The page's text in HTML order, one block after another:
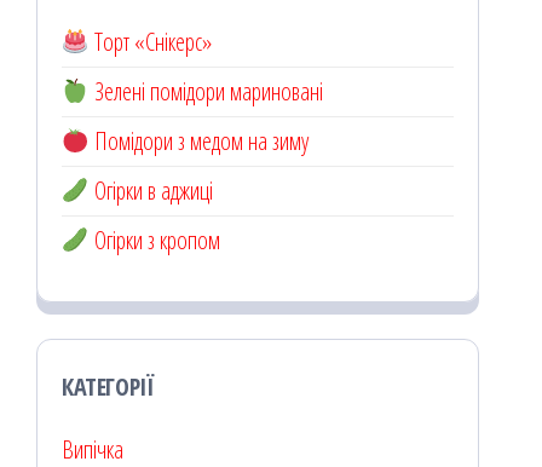
Торт «Снікерс»
Зелені помідори мариновані
Помідори з медом на зиму
Огірки в аджиці
Огірки з кропом
КАТЕГОРІЇ
Випічка